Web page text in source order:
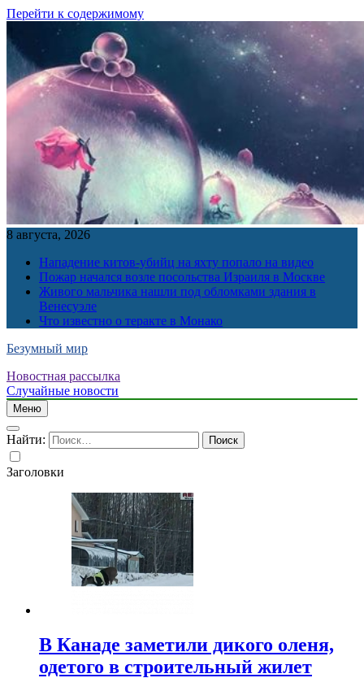
Перейти к содержимому
8 августа, 2026
Нападение китов-убийц на яхту попало на видео
Пожар начался возле посольства Израиля в Москве
Живого мальчика нашли под обломками здания в
Венесуэле
Что известно о теракте в Монако
Безумный мир
Новостная рассылка
Случайные новости
Меню
Найти:
Заголовки
В Канаде заметили дикого оленя,
одетого в строительный жилет